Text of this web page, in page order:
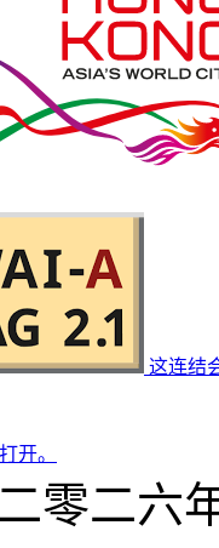
这连结
开。
零二六